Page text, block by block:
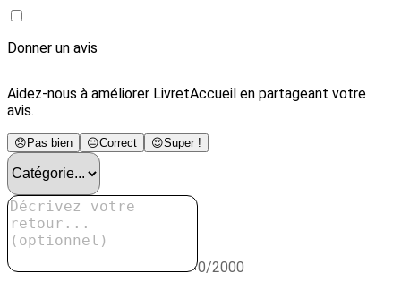
Donner un avis
Aidez-nous à améliorer LivretAccueil en partageant votre
avis.
😞 Pas bien 😐Correct 😍Super !
0/2000